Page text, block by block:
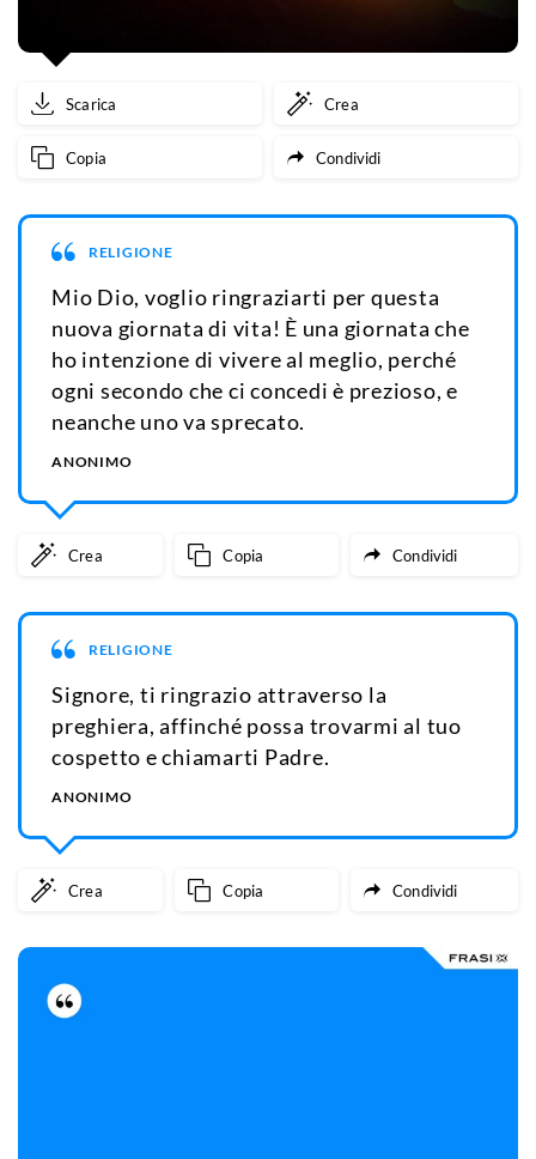
Scarica Crea
Copia Condividi
RELIGIONE
Mio Dio, voglio ringraziarti per questa
nuova giornata di vita! È una giornata che
ho intenzione di vivere al meglio, perché
ogni secondo che ci concedi è prezioso, e
neanche uno va sprecato.
ANONIMO
Crea Copia Condividi
RELIGIONE
Signore, ti ringrazio attraverso la
preghiera, affinché possa trovarmi al tuo
cospetto e chiamarti Padre.
ANONIMO
Crea Copia Condividi